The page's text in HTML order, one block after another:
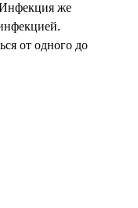
Инфекция же
от одного до